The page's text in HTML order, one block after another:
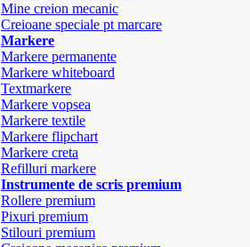
Mine creion mecanic
Creioane speciale pt marcare
Markere
Markere permanente
Markere whiteboard
Textmarkere
Markere vopsea
Markere textile
Markere flipchart
Markere creta
Refilluri markere
Instrumente de scris premium
Rollere premium
Pixuri premium
Stilouri premium